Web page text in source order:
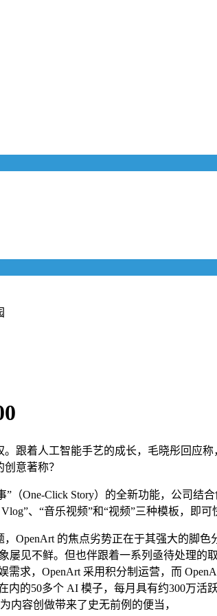
着人工智能手艺的成长，毛晓彤回应称
意著称？
One-Click Story）的全新功能，公司结
、“音乐视频”和“视频”三种模板，即
的焦点劣势正在于其强大的脚色
屡见不鲜。但也伴跟着一系列亟待处理
需求，OpenArt 采用积分制运营，而
在内的50多个 AI 模子，每月具有约300万
内容创做带来了史无前例的便当，